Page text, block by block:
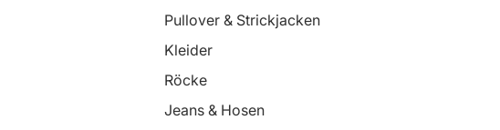
Pullover & Strickjacken
Kleider
Röcke
Jeans & Hosen